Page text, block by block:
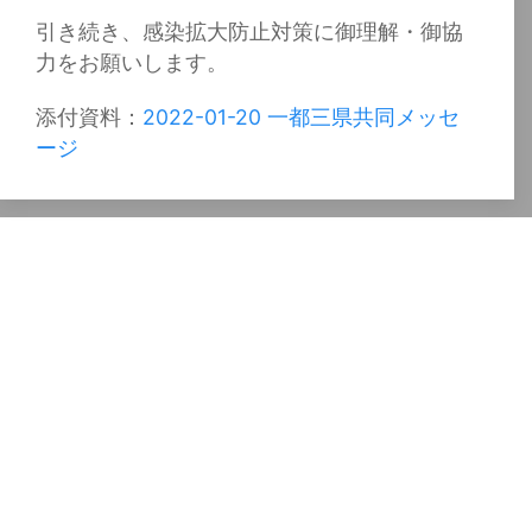
引き続き、感染拡大防止対策に御理解・御協
力をお願いします。
添付資料： 2022-01-20 一都三県共同メッセ
ージ